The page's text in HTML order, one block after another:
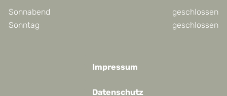
Sonnabend
geschlossen
Sonntag
geschlossen
Impressum
Datenschutz